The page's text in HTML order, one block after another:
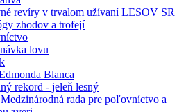
revíry v trvalom užívaní LESOV SR
zhodov a trofejí
lovu
Blanca
rekord - jeleň lesný
rada pre poľovníctvo a